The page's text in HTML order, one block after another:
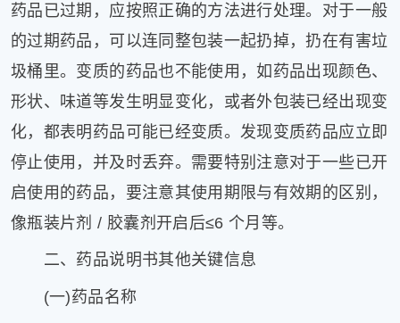
药品已过期，应按照正确的方法进行处理。对于一般
的过期药品，可以连同整包装一起扔掉，扔在有害垃
圾桶里。变质的药品也不能使用，如药品出现颜色、
形状、味道等发生明显变化，或者外包装已经出现变
化，都表明药品可能已经变质。发现变质药品应立即
停止使用，并及时丢弃。需要特别注意对于一些已开
启使用的药品，要注意其使用期限与有效期的区别，
像瓶装片剂 / 胶囊剂开启后≤6 个月等。
二、药品说明书其他关键信息
(一)药品名称